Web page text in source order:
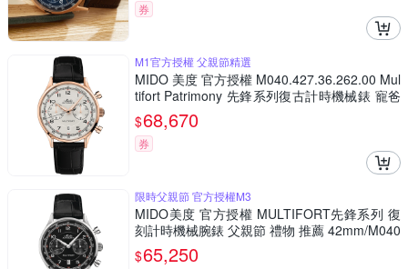
券
M1官方授權 父親節精選
MIDO 美度 官方授權 M040.427.36.262.00 Mul
tifort Patrimony 先鋒系列復古計時機械錶 寵爸
時刻 送禮推薦-42mm M0404273626200
$68,670
券
限時父親節 官方授權M3
MIDO美度 官方授權 MULTIFORT先鋒系列 復
刻計時機械腕錶 父親節 禮物 推薦 42mm/M040
4271605200
$65,250